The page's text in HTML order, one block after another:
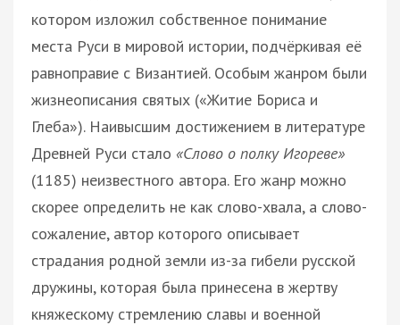
котором изложил собственное понимание
места Руси в мировой истории, подчёркивая её
равноправие с Византией. Особым жанром были
жизнеописания святых («Житие Бориса и
Глеба»). Наивысшим достижением в литературе
Древней Руси стало «Слово о полку Игореве»
(1185) неизвестного автора. Его жанр можно
скорее определить не как слово-хвала, а слово-
сожаление, автор которого описывает
страдания родной земли из-за гибели русской
дружины, которая была принесена в жертву
княжескому стремлению славы и военной